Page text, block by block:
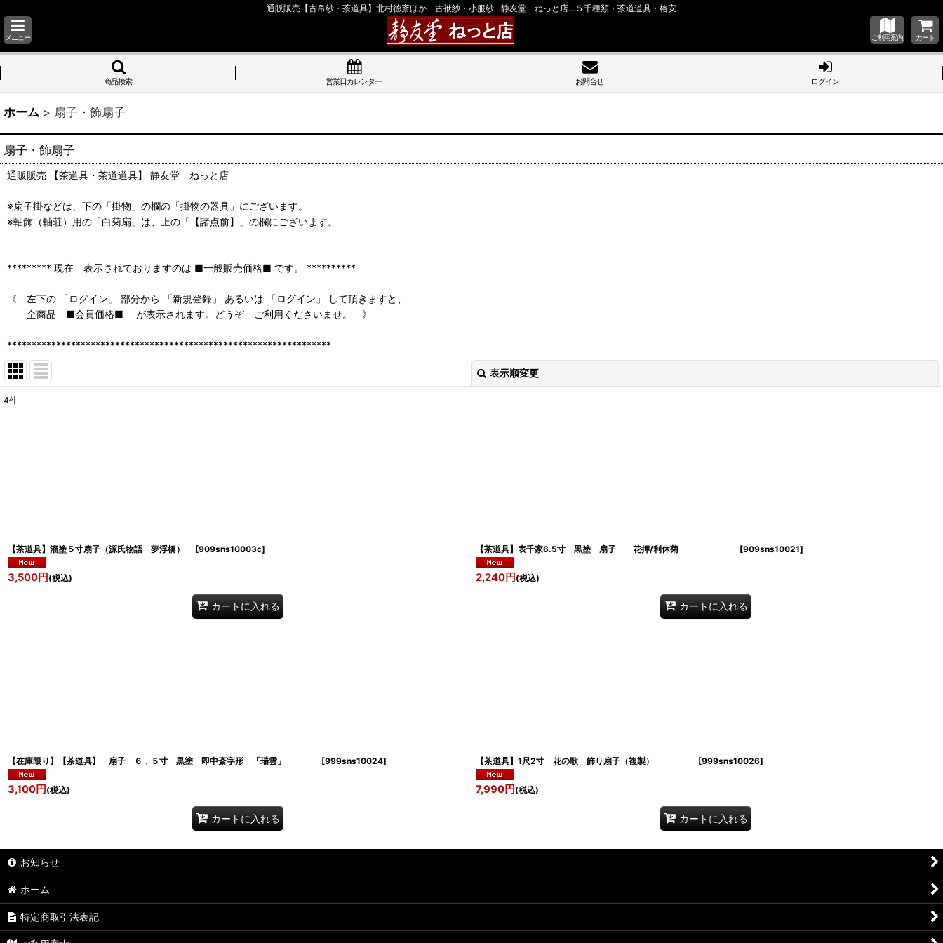
通販販売【古帛紗・茶道具】北村徳斎ほか 古袱紗・小服紗…静友堂 ねっと店…５千種類・茶道道具・格安
メニュー ご利用案内 カート
商品検索 営業日カレンダー お問合せ ログイン
ホーム > 扇子・飾扇子
扇子・飾扇子
通販販売 【茶道具・茶道道具】 静友堂 ねっと店
※扇子掛などは、下の「掛物」の欄の「掛物の器具」にございます。
※軸飾（軸荘）用の「白菊扇」は、上の「【諸点前】」の欄にございます。
********* 現在 表示されておりますのは ■一般販売価格■ です。 **********
《 左下の 「ログイン」 部分から 「新規登録」 あるいは 「ログイン」 して頂きますと、
全商品 ■会員価格■ が表示されます。どうぞ ご利用くださいませ。 》
******************************************************************
表示順変更
4件
【茶道具】溜塗５寸扇子（源氏物語 夢浮橋） [909sns10003c]
3,500円 (税込)
カートに入れる
【茶道具】表千家6.5寸 黒塗 扇子 花押/利休菊 [909sns10021]
2,240円 (税込)
カートに入れる
【在庫限り】【茶道具】 扇子 ６，５寸 黒塗 即中斎字形 「瑞雲」 [999sns10024]
3,100円 (税込)
カートに入れる
【茶道具】1尺2寸 花の歌 飾り扇子（複製） [999sns10026]
7,990円 (税込)
カートに入れる
お知らせ
ホーム
特定商取引法表記